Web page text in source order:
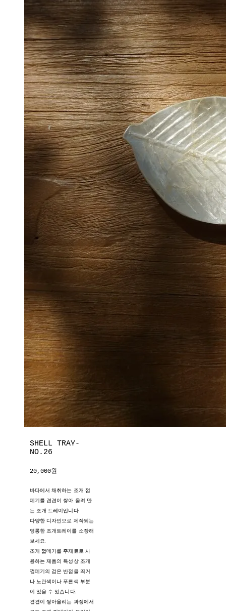
SHELL TRAY-
NO.26
20,000원
바다에서 채취하는 조개 껍
데기를 겹겹이 쌓아 올려 만
든 조개 트레이입니다.
다양한 디자인으로 제작되는
영롱한 조개트레이를 소장해
보세요.
조개 껍데기를 주재료로 사
용하는 제품의 특성상 조개
껍데기의 검은 반점을 띄거
나 노란색이나 푸른색 부분
이 있을 수 있습니다.
겹겹이 쌓아올리는 과정에서